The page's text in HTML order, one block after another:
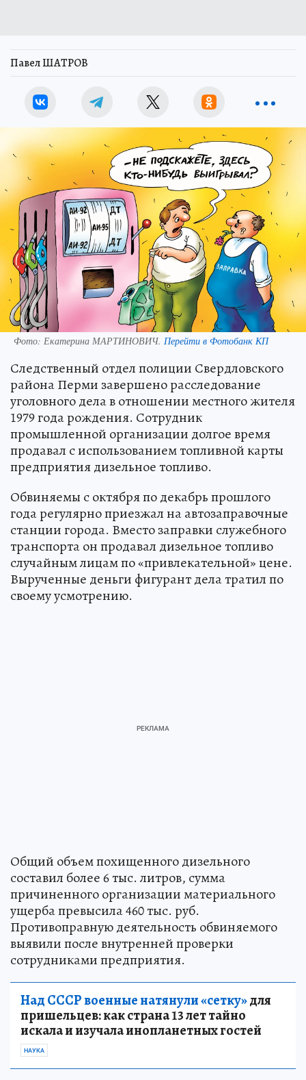
Павел ШАТРОВ
Фото: Екатерина МАРТИНОВИЧ. Перейти в Фотобанк КП
Следственный отдел полиции Свердловского
района Перми завершено расследование
уголовного дела в отношении местного жителя
1979 года рождения. Сотрудник
промышленной организации долгое время
продавал с использованием топливной карты
предприятия дизельное топливо.
Обвиняемы с октября по декабрь прошлого
года регулярно приезжал на автозаправочные
станции города. Вместо заправки служебного
транспорта он продавал дизельное топливо
случайным лицам по «привлекательной» цене.
Вырученные деньги фигурант дела тратил по
своему усмотрению.
Общий объем похищенного дизельного
составил более 6 тыс. литров, сумма
причиненного организации материального
ущерба превысила 460 тыс. руб.
Противоправную деятельность обвиняемого
выявили после внутренней проверки
сотрудниками предприятия.
Над СССР военные натянули «сетку»для
пришельцев: как страна 13 лет тайно
искала и изучала инопланетных гостей
НАУКА